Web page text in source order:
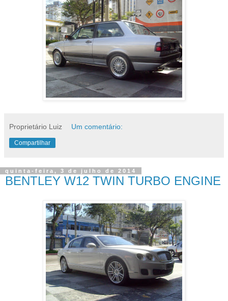
Proprietário Luiz Um comentário:
Compartilhar
quinta-feira, 3 de julho de 2014
BENTLEY W12 TWIN TURBO ENGINE